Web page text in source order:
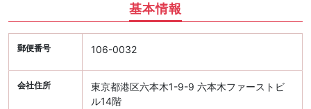
基本情報
郵便番号 106-0032
会社住所
東京都港区六本木1-9-9 六本木ファーストビ
ル14階